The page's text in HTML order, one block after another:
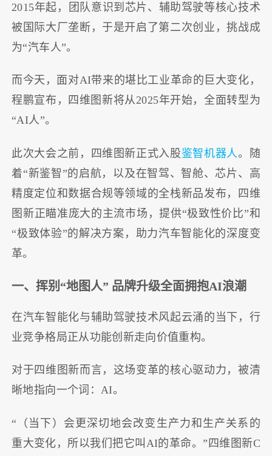
2015年起，团队意识到芯片、辅助驾驶等核心技术
被国际大厂垄断，于是开启了第二次创业，挑战成
为“汽车人”。
而今天，面对AI带来的堪比工业革命的巨大变化，
程鹏宣布，四维图新将从2025年开始，全面转型为
“AI人”。
此次大会之前，四维图新正式入股鉴智机器人。随
着“新鉴智”的启航，以及在智驾、智舱、芯片、高
精度定位和数据合规等领域的全栈新品发布，四维
图新正瞄准庞大的主流市场，提供“极致性价比”和
“极致体验”的解决方案，助力汽车智能化的深度变
革。
一、挥别“地图人” 品牌升级全面拥抱AI浪潮
在汽车智能化与辅助驾驶技术风起云涌的当下，行
业竞争格局正从功能创新走向价值重构。
对于四维图新而言，这场变革的核心驱动力，被清
晰地指向一个词：AI。
“（当下）会更深切地会改变生产力和生产关系的
重大变化，所以我们把它叫AI的革命。”四维图新C